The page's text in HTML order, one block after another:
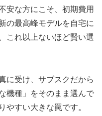
な方にこそ、初期費用
の最高峰モデルを自宅に
これ以上ないほど賢い選
に受け、サブスクだから
機種」をそのまま選んで
やすい大きな罠です。